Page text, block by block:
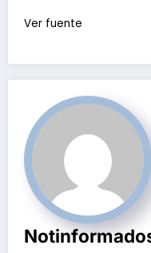
Ver fuente